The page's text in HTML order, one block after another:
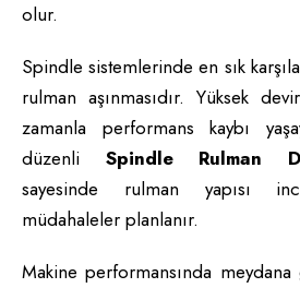
olur.
Spindle sistemlerinde en sık
rulman aşınmasıdır. Yüksek
zamanla performans kaybı
düzenli Spindle Rulman
sayesinde rulman yapısı
müdahaleler planlanır.
Makine performansında